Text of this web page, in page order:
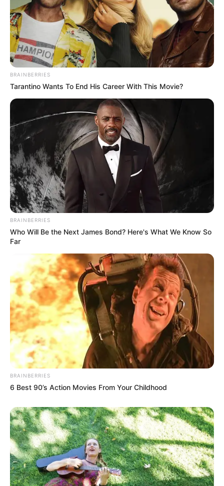
BRAINBERRIES
Tarantino Wants To End His Career With This Movie?
BRAINBERRIES
Who Will Be the Next James Bond? Here's What We Know So
Far
BRAINBERRIES
6 Best 90’s Action Movies From Your Childhood